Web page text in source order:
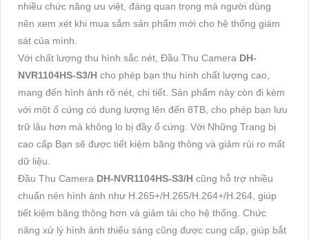
nhiều chức năng ưu việt, đáng quan trọng mà người dùng
nên xem xét khi mua sắm sản phẩm mới cho hệ thống giám
sát của mình.
Với chất lượng thu hình sắc nét, Đầu Thu Camera DH-
NVR1104HS-S3/H cho phép bạn thu hình chất lượng cao,
mang đến hình ảnh rõ nét, chi tiết. Sản phẩm này còn đi kèm
với một ổ cứng có dung lượng lên đến 8TB, cho phép bạn lưu
trữ lâu hơn mà không lo bị đầy ổ cứng. Với Những Trang bị
cao cấp Bạn sẽ được tiết kiệm băng thông và giảm rủi ro mất
dữ liệu.
Đầu Thu Camera DH-NVR1104HS-S3/H cũng hỗ trợ nhiều
chuẩn nén hình ảnh như H.265+/H.265/H.264+/H.264, giúp
tiết kiệm băng thông hơn và giảm tải cho hệ thống. Chức
năng xử lý hình ảnh thiếu sáng cũng được cung cấp, giúp bắt